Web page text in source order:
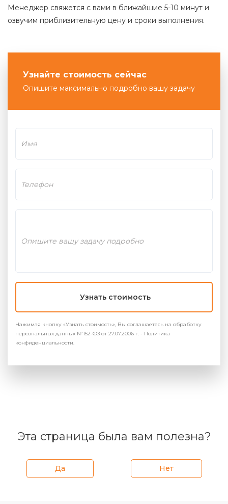
Менеджер свяжется с вами в ближайшие 5-10 минут и
озвучим приблизительную цену и сроки выполнения.
Узнайте стоимость сейчас
Опишите максимально подробно вашу задачу
Узнать стоимость
Нажимая кнопку «Узнать стоимость», Вы соглашаетесь на обработку
персональных данных №152-ФЗ от 27.07.2006 г. - Политика
конфиденциальности.
Эта страница была вам полезна?
Да Нет